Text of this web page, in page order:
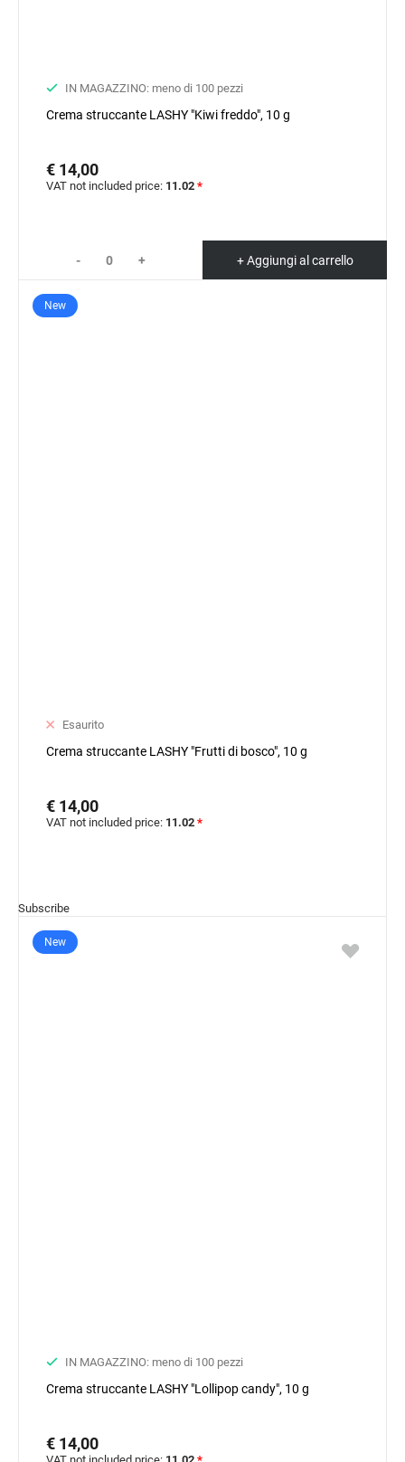
IN MAGAZZINO: meno di 100 pezzi
Crema struccante LASHY "Kiwi freddo", 10 g
€ 14,00
VAT not included price: 11.02 *
- + + Aggiungi al carrello
New
Esaurito
Crema struccante LASHY "Frutti di bosco", 10 g
€ 14,00
VAT not included price: 11.02 *
Subscribe
New
IN MAGAZZINO: meno di 100 pezzi
Crema struccante LASHY "Lollipop candy", 10 g
€ 14,00
VAT not included price: 11.02 *